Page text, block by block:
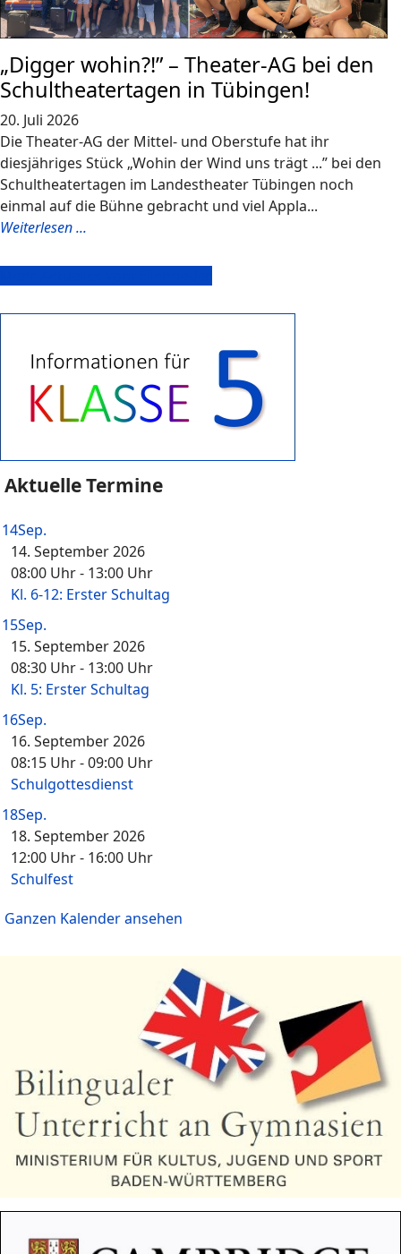
„Digger wohin?!” – Theater-AG bei den
Schultheatertagen in Tübingen!
20. Juli 2026
Die Theater-AG der Mittel- und Oberstufe hat ihr
diesjähriges Stück „Wohin der Wind uns trägt ...” bei den
Schultheatertagen im Landestheater Tübingen noch
einmal auf die Bühne gebracht und viel Appla...
Weiterlesen ...
Aktuelle Termine
14Sep.
14. September 2026
08:00 Uhr- 13:00 Uhr
Kl. 6-12: Erster Schultag
15Sep.
15. September 2026
08:30 Uhr- 13:00 Uhr
Kl. 5: Erster Schultag
16Sep.
16. September 2026
08:15 Uhr-09:00 Uhr
Schulgottesdienst
18Sep.
18. September 2026
12:00 Uhr- 16:00 Uhr
Schulfest
Ganzen Kalender ansehen